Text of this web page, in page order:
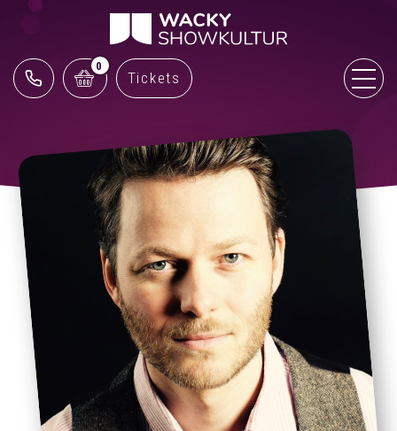
0
Tickets